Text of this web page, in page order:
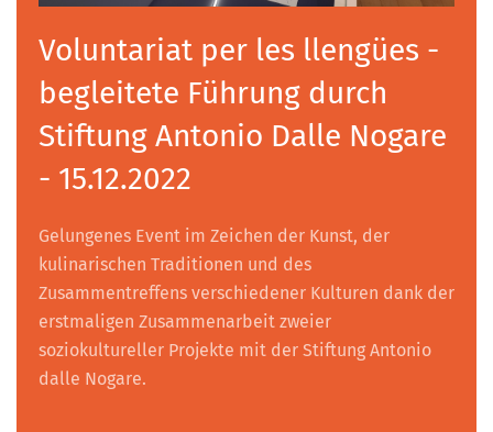
Voluntariat per les llengües -
begleitete Führung durch
Stiftung Antonio Dalle Nogare
- 15.12.2022
Gelungenes Event im Zeichen der Kunst, der
kulinarischen Traditionen und des
Zusammentreffens verschiedener Kulturen dank der
erstmaligen Zusammenarbeit zweier
soziokultureller Projekte mit der Stiftung Antonio
dalle Nogare.